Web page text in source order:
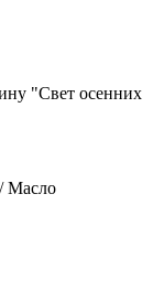
"Свет осенних
Масло